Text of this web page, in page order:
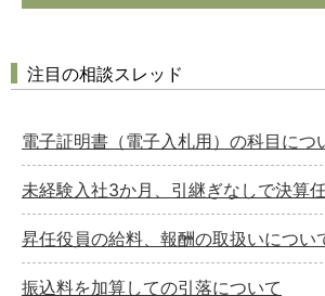
注目の相談スレッド
電子証明書（電子入札用）の科目につ
未経験入社3か月、引継ぎなしで決算
昇任役員の給料、報酬の取扱いについ
振込料を加算しての引落について